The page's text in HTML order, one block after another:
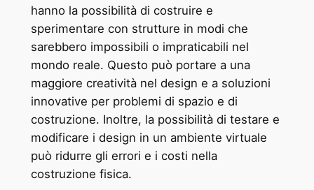
hanno la possibilità di costruire e
sperimentare con strutture in modi che
sarebbero impossibili o impraticabili nel
mondo reale. Questo può portare a una
maggiore creatività nel design e a soluzioni
innovative per problemi di spazio e di
costruzione. Inoltre, la possibilità di testare e
modificare i design in un ambiente virtuale
può ridurre gli errori e i costi nella
costruzione fisica.